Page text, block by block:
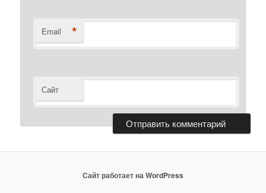
Email *
Сайт
Сайт работает на WordPress